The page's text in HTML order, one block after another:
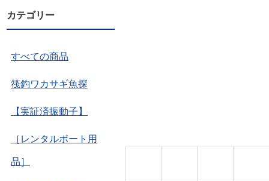
カテゴリー
すべての商品
筏釣ワカサギ魚探
【実証済振動子】
［レンタルボート用
品］